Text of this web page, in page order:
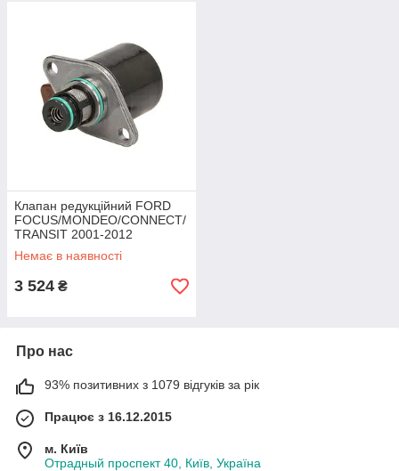
Клапан редукційний FORD
FOCUS/MONDEO/CONNECT/
TRANSIT 2001-2012
(1.8TDCI/2.0TDCI/2.4TDCI)
ORIGINAL
Немає в наявності
3 524 ₴
Про нас
93% позитивних з 1079 відгуків за рік
Працює з 16.12.2015
м. Київ
Отрадный проспект 40, Київ, Україна